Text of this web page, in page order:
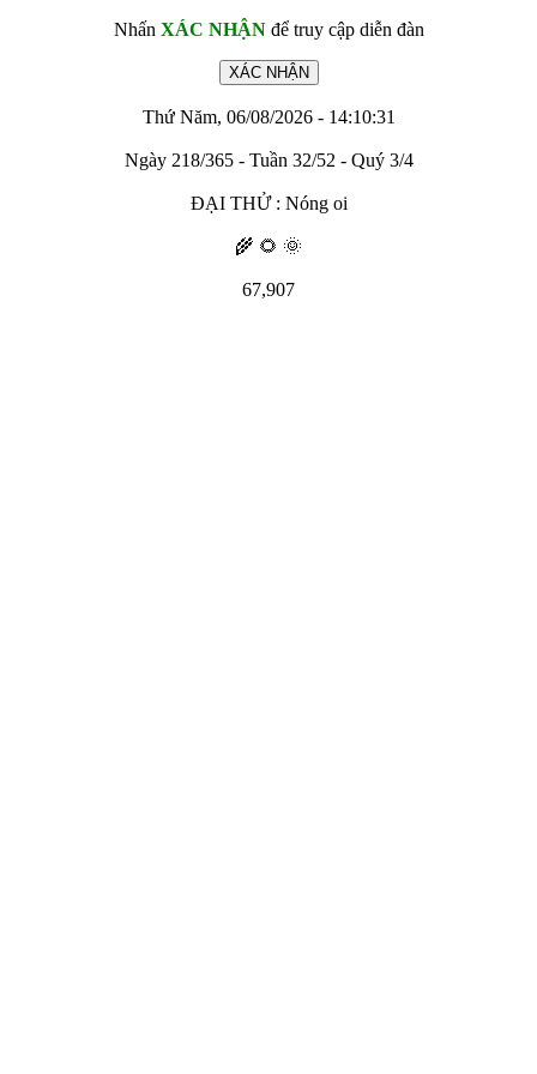
Nhấn XÁC NHẬNđể truy cập diễn đàn
Thứ Năm, 06/08/2026 - 14:10:31
Ngày 218/365 - Tuần 32/52 - Quý 3/4
ĐẠI THỬ : Nóng oi
🌾 🌻 🌞
67,907